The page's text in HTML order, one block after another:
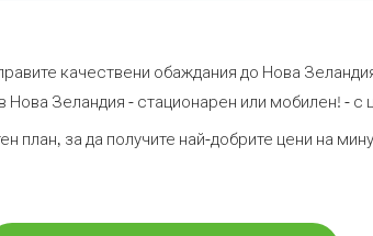
качествени обаждания до Нова
Зеландия - стационарен или мобилен! - с
план, за да получите най-добрите цени на